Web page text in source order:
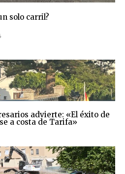
solo carril?
advierte: «El éxito de
a costa de Tarifa»